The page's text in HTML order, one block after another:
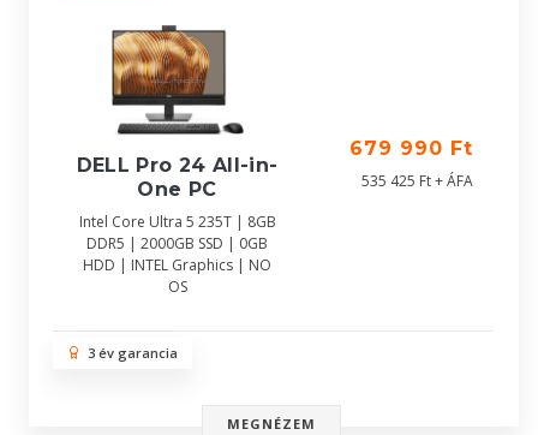
DELL Pro 24 All-in-
One PC
Intel Core Ultra 5 235T | 8GB
DDR5 | 2000GB SSD | 0GB
HDD | INTEL Graphics | NO
OS
679 990 Ft
535 425 Ft + ÁFA
3 év garancia
MEGNÉZEM